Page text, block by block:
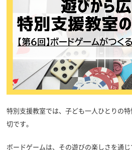
特別支援教室では、子ども一人ひとりの
切です。
ボードゲームは、その遊びの楽しさを通